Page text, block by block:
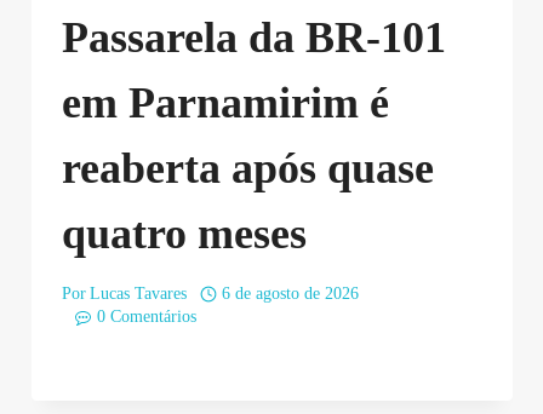
Passarela da BR-101
em Parnamirim é
reaberta após quase
quatro meses
Por Lucas Tavares
6 de agosto de 2026
0 Comentários